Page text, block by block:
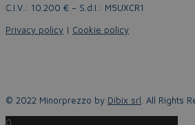
C.I.V.: 10.200 € – S.d.I.: M5UXCR1
Privacy policy | Cookie policy
© 2022 Minorprezzo by Dibix srl. All Rights
0